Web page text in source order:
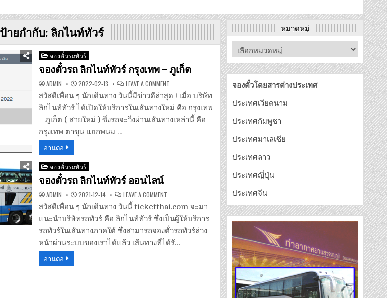
ป้ายกำกับ: ลิกไนท์ทัวร์
Posted
in
จองตั๋วรถทัวร์
จองตั๋วรถ ลิกไนท์ทัวร์ กรุงเทพ – ภูเก็ต
ADMIN 2022-02-13 LEAVE A COMMENT
ตั๋ว
รถ
ลิก
ไนท์
ทัวร์
กรุงเทพ
สวัสดีเพื่อน ๆ นักเดินทาง วันนี้มีข่าวดีล่าสุด ! เมื่อ บริษัท
ลิกไนท์ทัวร์ ได้เปิดให้บริการในเส้นทางใหม่ คือ กรุงเทพ
– ภูเก็ต ( สายใหม่ ) ซึ่งรถจะวิ่งผ่านเส้นทางเหล่านี้ คือ
กรุงเทพ ตาขุน แยกพนม …
อ่านต่อ
Posted
in
จองตั๋วรถทัวร์
จองตั๋วรถ ลิกไนท์ทัวร์ ออนไลน์
ADMIN 2021-12-14 LEAVE A COMMENT
ตั๋ว
รถ
ลิก
ไนท์
ทัวร์
ออนไลน์
สวัสดีเพื่อน ๆ นักเดินทาง วันนี้ ticketthai.com จะมา
แนะนำบริษัทรถทัวร์ คือ ลิกไนท์ทัวร์ ซึ่งเป็นผู้ให้บริการ
รถทัวร์ในเส้นทางภาคใต้ ซึ่งสามารถจองตั๋วรถทัวร์ล่วง
หน้าผ่านระบบของเราได้แล้ว เส้นทางที่ได้รั…
อ่านต่อ
หมวดหมู่
จองตั๋วโดยสารต่างประเทศ
ประเทศเวียดนาม
ประเทศกัมพูชา
ประเทศมาเลเซีย
ประเทศลาว
ประเทศญี่ปุ่น
ประเทศจีน